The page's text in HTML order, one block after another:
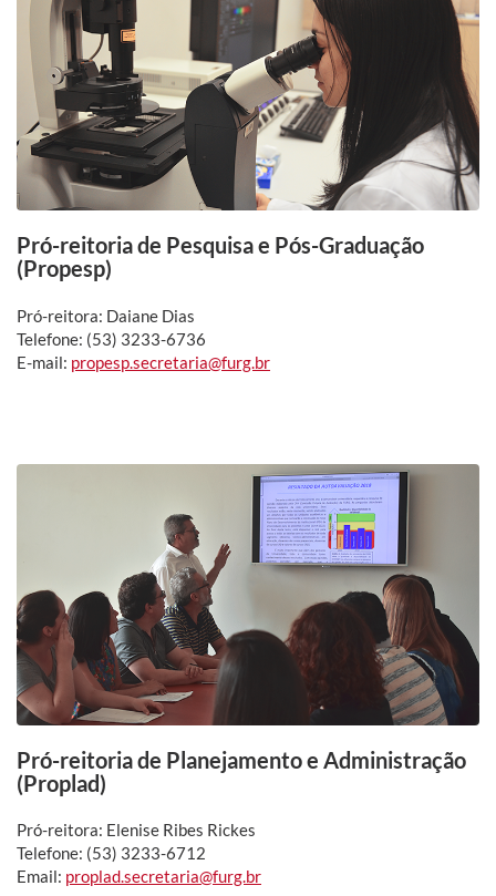
Pró-reitoria de Pesquisa e Pós-Graduação
(Propesp)
Pró-reitora: Daiane Dias
Telefone: (53) 3233-6736
E-mail: propesp.secretaria@furg.br
Pró-reitoria de Planejamento e Administração
(Proplad)
Pró-reitora: Elenise Ribes Rickes
Telefone: (53) 3233-6712
Email: proplad.secretaria@furg.br